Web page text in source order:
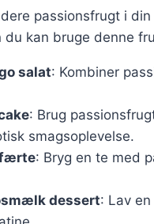
passionsfrugt i
du kan bruge denne
salat: Kombiner
: Brug
smagsoplevelse.
: Bryg en te med
dessert: Lav